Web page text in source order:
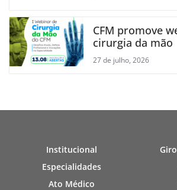
CFM promove
cirurgia da mão
27 de julho, 2026
Institucional
Especialidades
Ato Médico